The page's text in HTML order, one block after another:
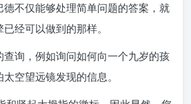
不仅能够处理简单问题的答案，就
经可以做到的那样。
询，例如询问如何向一个九岁的孩
空望远镜发现的信息。